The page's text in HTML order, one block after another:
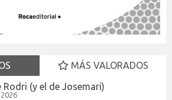
MÁS VALORADOS
Rodri (y el de Josemari)